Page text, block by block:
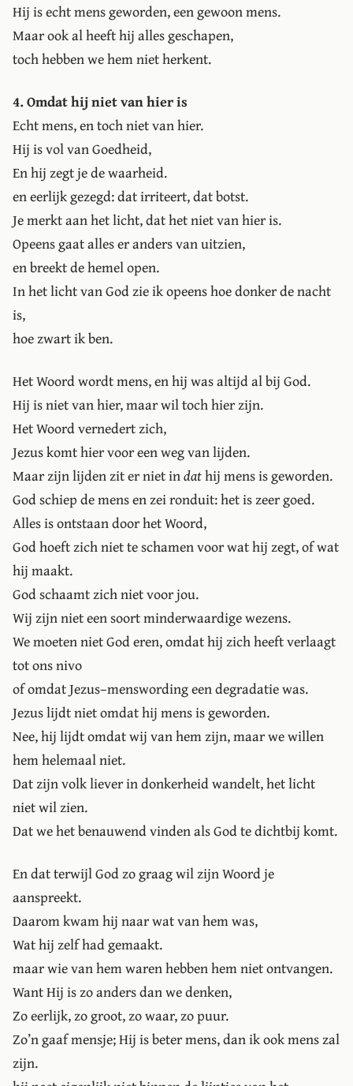
Hij is echt mens geworden, een gewoon mens.
Maar ook al heeft hij alles geschapen,
toch hebben we hem niet herkent.
4. Omdat hij niet van hier is
Echt mens, en toch niet van hier.
Hij is vol van Goedheid,
En hij zegt je de waarheid.
en eerlijk gezegd: dat irriteert, dat botst.
Je merkt aan het licht, dat het niet van hier is.
Opeens gaat alles er anders van uitzien,
en breekt de hemel open.
In het licht van God zie ik opeens hoe donker de nacht
is,
hoe zwart ik ben.
Het Woord wordt mens, en hij was altijd al bij God.
Hij is niet van hier, maar wil toch hier zijn.
Het Woord vernedert zich,
Jezus komt hier voor een weg van lijden.
Maar zijn lijden zit er niet indathij mens is geworden.
God schiep de mens en zei ronduit: het is zeer goed.
Alles is ontstaan door het Woord,
God hoeft zich niet te schamen voor wat hij zegt, of wat
hij maakt.
God schaamt zich niet voor jou.
Wij zijn niet een soort minderwaardige wezens.
We moeten niet God eren, omdat hij zich heeft verlaagt
tot ons nivo
of omdat Jezus–menswording een degradatie was.
Jezus lijdt niet omdat hij mens is geworden.
Nee, hij lijdt omdat wij van hem zijn, maar we willen
hem helemaal niet.
Dat zijn volk liever in donkerheid wandelt, het licht
niet wil zien.
Dat we het benauwend vinden als God te dichtbij komt.
En dat terwijl God zo graag wil zijn Woord je
aanspreekt.
Daarom kwam hij naar wat van hem was,
Wat hij zelf had gemaakt.
maar wie van hem waren hebben hem niet ontvangen.
Want Hij is zo anders dan we denken,
Zo eerlijk, zo groot, zo waar, zo puur.
Zo’n gaaf mensje; Hij is beter mens, dan ik ook mens zal
zijn.